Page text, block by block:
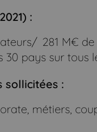
:
281 M€
30 pays sur tous
sollicitées :
métiers,